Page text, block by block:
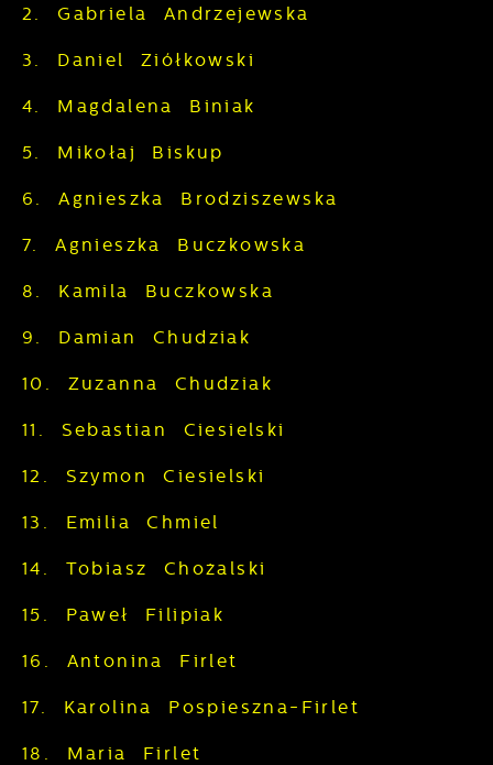
2. Gabriela Andrzejewska
3. Daniel Ziółkowski
4. Magdalena Biniak
5. Mikołaj Biskup
6. Agnieszka Brodziszewska
7. Agnieszka Buczkowska
8. Kamila Buczkowska
9. Damian Chudziak
10. Zuzanna Chudziak
11. Sebastian Ciesielski
12. Szymon Ciesielski
13. Emilia Chmiel
14. Tobiasz Chożalski
15. Paweł Filipiak
16. Antonina Firlet
17. Karolina Pospieszna-Firlet
18. Maria Firlet